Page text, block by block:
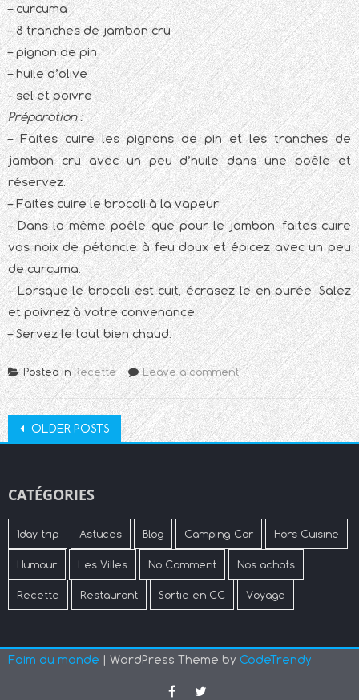
– curcuma
– 8 tranches de jambon cru
– pignon de pin
– huile d’olive
– sel et poivre
Préparation :
– Faites cuire les pignons de pin et les tranches de
jambon cru avec un peu d’huile dans une poêle et
réservez.
– Faites cuire le brocoli à la vapeur
– Dans la même poêle que pour le jambon, faites cuire
vos noix de pétoncle à feu doux et épicez avec un peu
de curcuma.
– Lorsque le brocoli est cuit, écrasez le en purée. Salez
et poivrez à votre convenance.
– Servez le tout bien chaud.
Posted inRecette Leave a comment
Posts
OLDER POSTS
CATÉGORIES
1day trip Astuces Blog Camping-Car Hors Cuisine
Humour Les Villes No Comment Nos achats
Recette Restaurant Sortie en CC Voyage
Faim du monde | WordPress Theme by CodeTrendy